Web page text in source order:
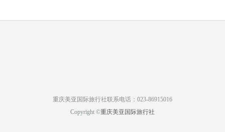
重庆美亚国际旅行社联系电话：023-86915016
Copyright ©重庆美亚国际旅行社